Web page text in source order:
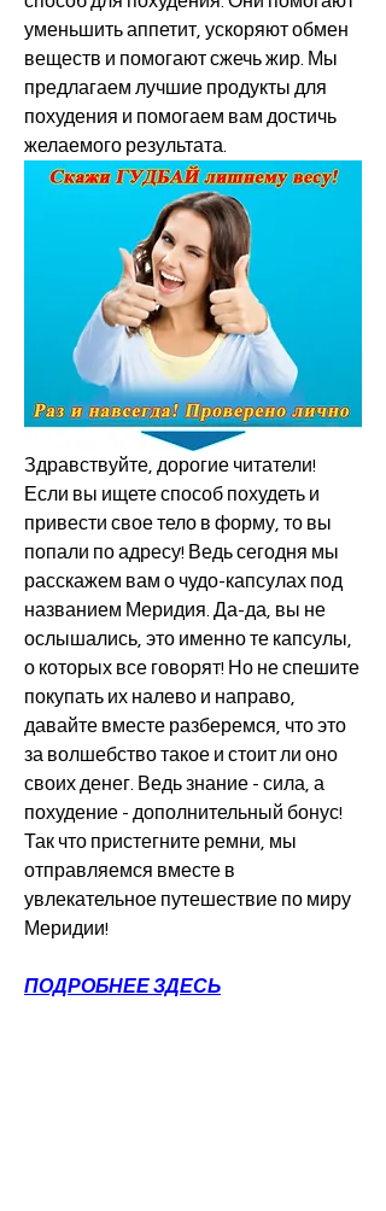
уменьшить аппетит, ускоряют обмен
веществ и помогают сжечь жир. Мы
предлагаем лучшие продукты для
похудения и помогаем вам достичь
желаемого результата.
Здравствуйте, дорогие читатели!
Если вы ищете способ похудеть и
привести свое тело в форму, то вы
попали по адресу! Ведь сегодня мы
расскажем вам о чудо-капсулах под
названием Меридия. Да-да, вы не
ослышались, это именно те капсулы,
о которых все говорят! Но не спешите
покупать их налево и направо,
давайте вместе разберемся, что это
за волшебство такое и стоит ли оно
своих денег. Ведь знание - сила, а
похудение - дополнительный бонус!
Так что пристегните ремни, мы
отправляемся вместе в
увлекательное путешествие по миру
Меридии!
ПОДРОБНЕЕ ЗДЕСЬ